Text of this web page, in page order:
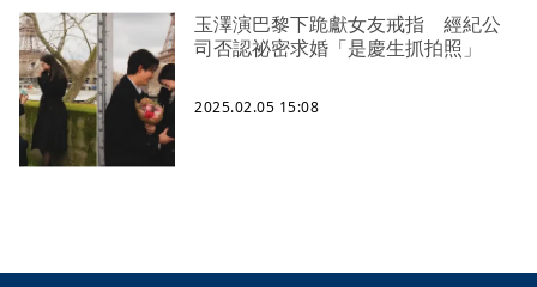
玉澤演巴黎下跪獻女友戒指 經紀公
司否認祕密求婚「是慶生抓拍照」
2025.02.05 15:08